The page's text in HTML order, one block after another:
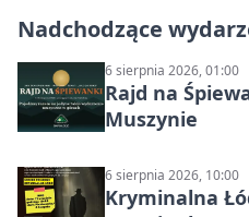
Nadchodzące
6 sierpnia 2026, 01:00
Rajd na
Muszynie
6 sierpnia 2026, 10:00
Kryminalna